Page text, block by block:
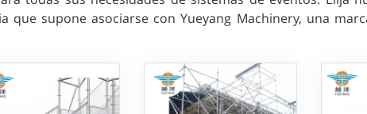
que supone asociarse con Yueyang Machinery, una